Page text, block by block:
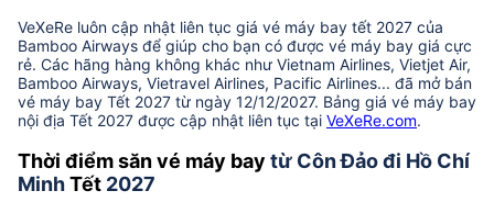
VeXeRe luôn cập nhật liên tục giá vé máy bay tết 2027 của
Bamboo Airways để giúp cho bạn có được vé máy bay giá cực
rẻ. Các hãng hàng không khác như Vietnam Airlines, Vietjet Air,
Bamboo Airways, Vietravel Airlines, Pacific Airlines... đã mở bán
vé máy bay Tết 2027 từ ngày 12/12/2027. Bảng giá vé máy bay
nội địa Tết 2027 được cập nhật liên tục tại VeXeRe.com.
Thời điểm săn vé máy bay từ Côn Đảo đi Hồ Chí
MinhTết 2027